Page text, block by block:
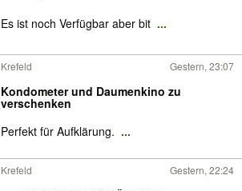
Es ist noch Verfügbar aber bit ...
Krefeld Gestern, 23:07
Kondometer und Daumenkino zu
verschenken
Perfekt für Aufklärung. ...
Krefeld Gestern, 22:24